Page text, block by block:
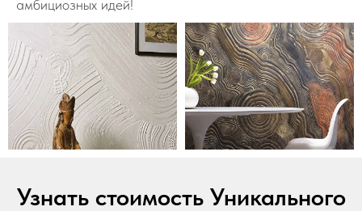
амбициозных идей!
Узнать стоимость Уникального